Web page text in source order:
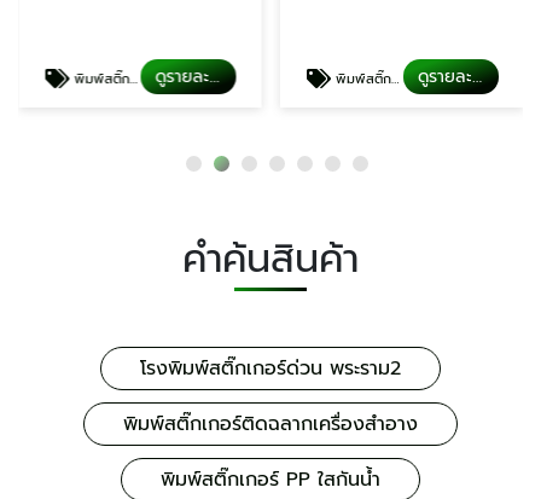
พิมพ์สติ๊กเกอร์ติดฉลากเครื่องสำอาง ดูรายละเอียด พิมพ์สติ๊กเกอร์ PP ใสกันน้ำ ดูรายละเอียด
คำค้นสินค้า
โรงพิมพ์สติ๊กเกอร์ด่วน พระราม2
พิมพ์สติ๊กเกอร์ติดฉลากเครื่องสำอาง
พิมพ์สติ๊กเกอร์ PP ใสกันน้ำ